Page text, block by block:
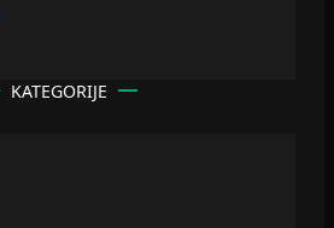
KATEGORIJE